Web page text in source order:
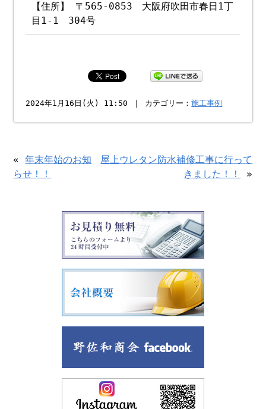
【住所】 〒565-0853 大阪府吹田市春日1丁
目1-1 304号
2024年1月16日(火) 11:50 ｜ カテゴリー：施工事例
«年末年始のお知
らせ！！
屋上ウレタン防水補修工事に行って
きました！！
»